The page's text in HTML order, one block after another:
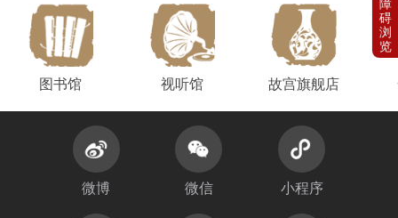
图书馆 视听馆 故宫旗舰店
微博 微信 小程序